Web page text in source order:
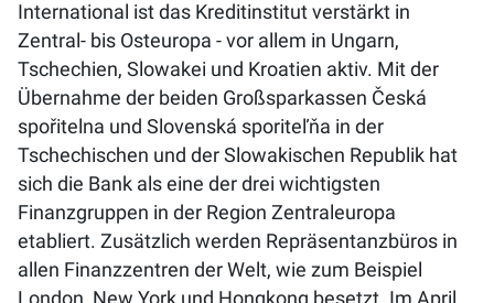
International ist das Kreditinstitut verstärkt in
Zentral- bis Osteuropa - vor allem in Ungarn,
Tschechien, Slowakei und Kroatien aktiv. Mit der
Übernahme der beiden Großsparkassen Česká
spořitelna und Slovenská sporiteľňa in der
Tschechischen und der Slowakischen Republik hat
sich die Bank als eine der drei wichtigsten
Finanzgruppen in der Region Zentraleuropa
etabliert. Zusätzlich werden Repräsentanzbüros in
allen Finanzzentren der Welt, wie zum Beispiel